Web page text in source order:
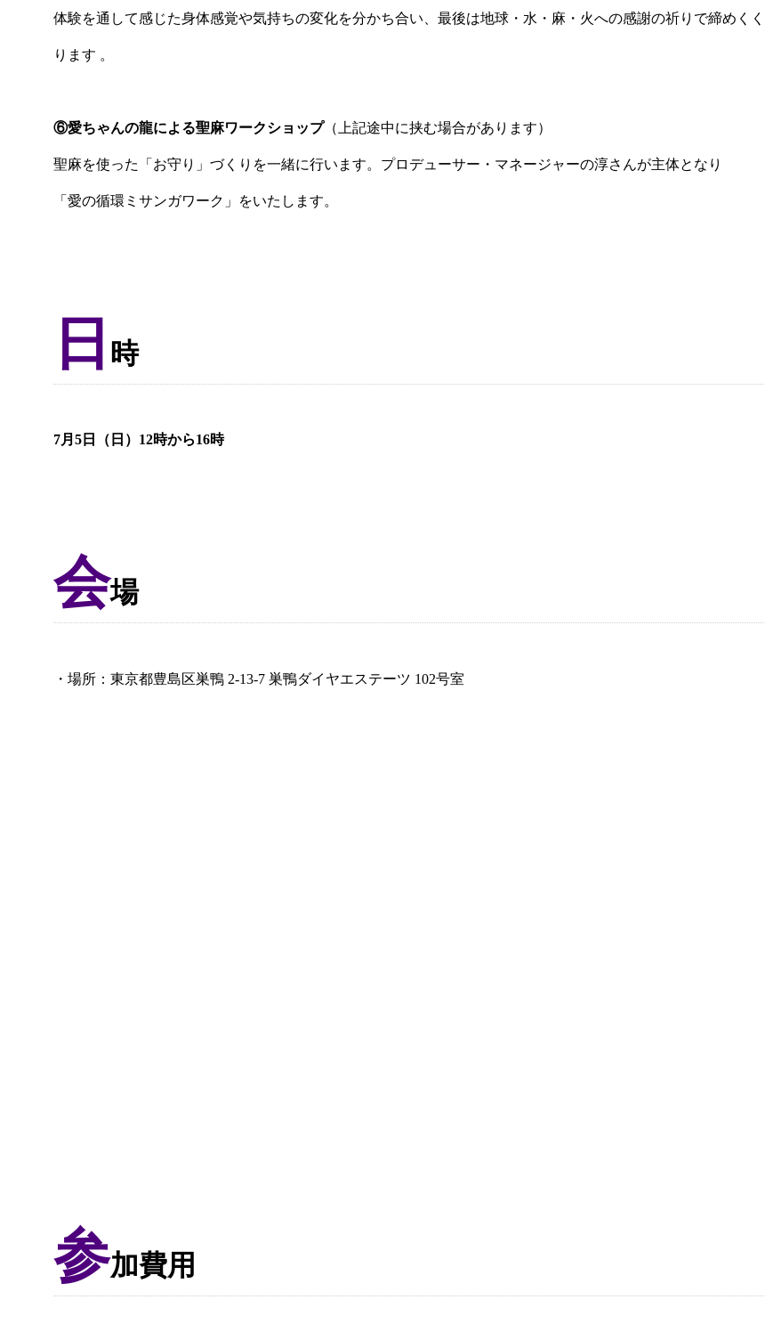
体験を通して感じた身体感覚や気持ちの変化を分かち合い、最後は地球・水・麻・火への感謝の祈りで締めくく
ります 。
⑥愛ちゃんの龍による聖麻ワークショップ（上記途中に挟む場合があります）
聖麻を使った「お守り」づくりを一緒に行います。プロデューサー・マネージャーの淳さんが主体となり
「愛の循環ミサンガワーク」をいたします。
日 時
7月5日（日）12時から16時
会場
・場所：東京都豊島区巣鴨 2-13-7 巣鴨ダイヤエステーツ 102号室
参加費用